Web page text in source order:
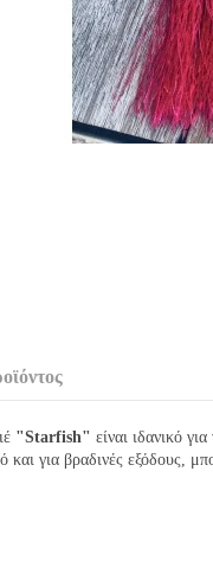
"Starfish" είναι ιδανικό
και για βραδινές εξόδους,